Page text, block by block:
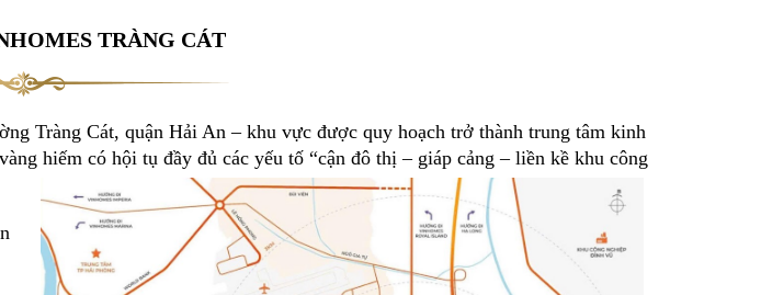
TRÀNG CÁT
Tràng Cát, quận Hải An – khu vực được quy hoạch trở thành trung tâm kinh
hiếm có hội tụ đầy đủ các yếu tố “cận đô thị – giáp cảng – liền kề khu công